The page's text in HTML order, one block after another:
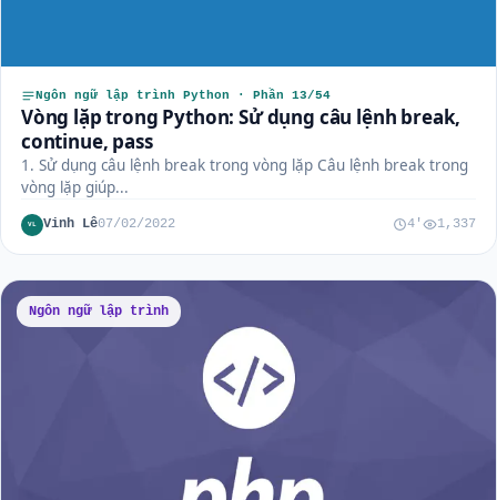
Ngôn ngữ lập trình Python · Phần 13/54
Vòng lặp trong Python: Sử dụng câu lệnh break,
continue, pass
1. Sử dụng câu lệnh break trong vòng lặp Câu lệnh break trong
vòng lặp giúp...
VL Vinh Lê07/02/2022 4' 1,337
Ngôn ngữ lập trình